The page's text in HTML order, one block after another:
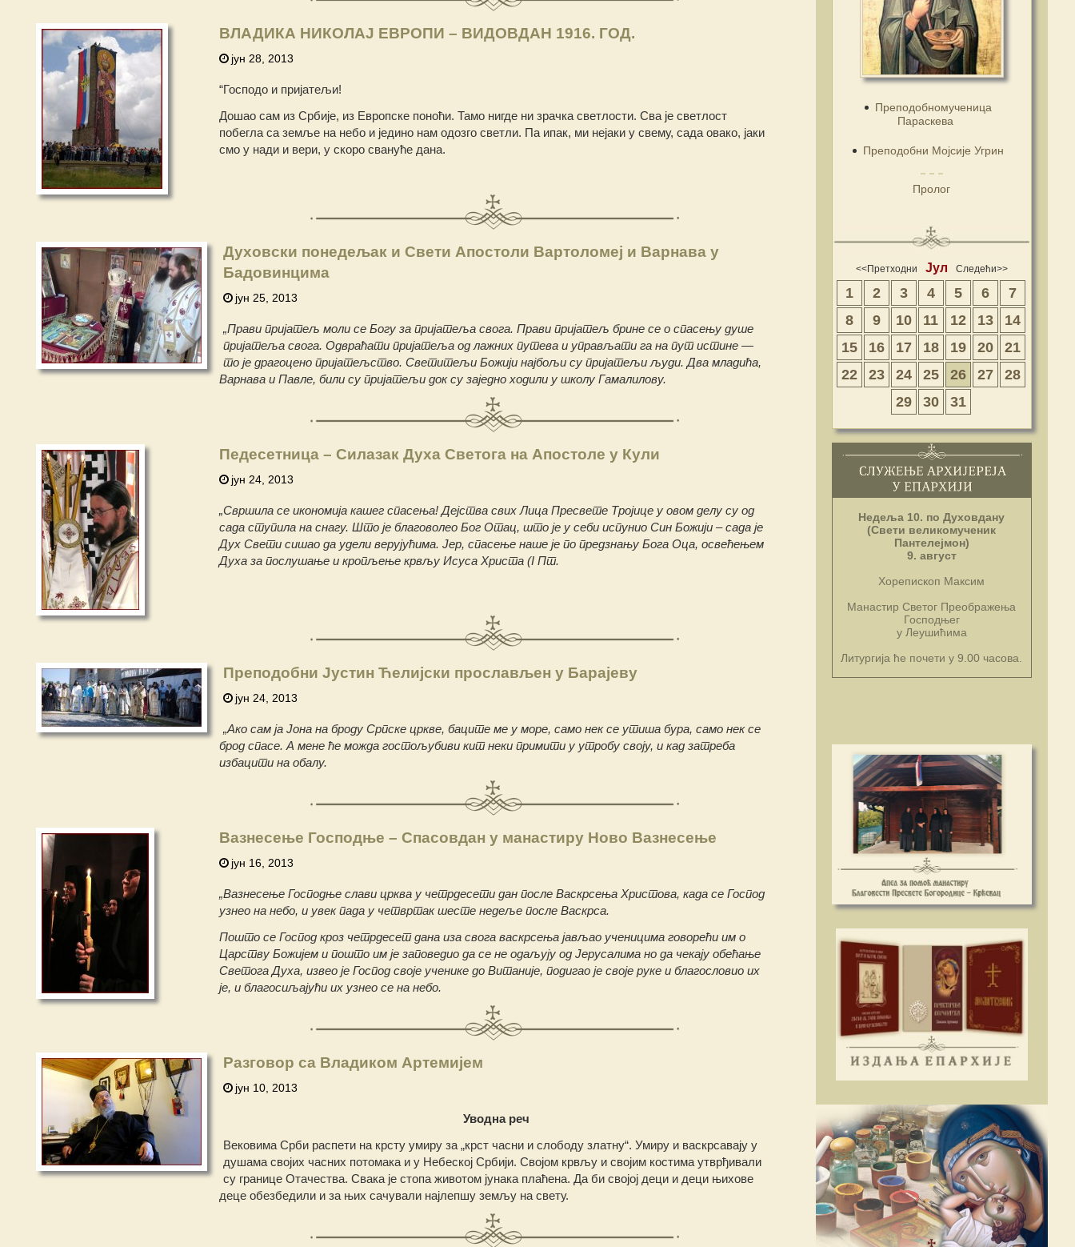
ВЛАДИКА НИКОЛАЈ ЕВРОПИ – ВИДОВДАН 1916. ГОД.
јун 28, 2013
“Господо и пријатељи!
Дошао сам из Србије, из Европске поноћи. Тамо нигде ни зрачка светлости. Сва је светлост
побегла са земље на небо и једино нам одозго светли. Па ипак, ми нејаки у свему, сада овако, јаки
смо у нади и вери, у скоро свануће дана.
Духовски понедељак и Свети Апостоли Вартоломеј и Варнава у
Бадовинцима
јун 25, 2013
„Прави пријатељ моли се Богу за пријатеља свога. Прави пријатељ брине сe o спасењу душе
пријатеља свога. Одвраћати пријатеља од лажних путева и управљати га на пут истине —
то је драгоцено пријатељство. Светитељи Божији најбољи су пријатељи људи. Два младића,
Варнава и Павле, били су пријатељи док су заједно ходили у школу Гамалилову.
Педесетница – Силазак Духа Светога на Апостоле у Кули
јун 24, 2013
„Свршила се икономија кашег спасења! Дејства свих Лица Пресвете Тројице у овом делу су од
сада ступила на снагу. Што је благоволео Бог Отац, што је у себи испунио Син Божији – сада је
Дух Свети сишао да удели верујућима. Јер, спасење наше је по предзнању Бога Оца, освећењем
Духа за послушање и кропљење крвљу Исуса Христа (I Пт.
Преподобни Јустин Ћелијски прослављен у Барајеву
јун 24, 2013
„Ако сам ја Јона на броду Српске цркве, баците ме у море, само нек се утиша бура, само нек се
брод спасе. А мене ће можда гостољубиви кит неки примити у утробу своју, и кад затреба
избацити на обалу.
Вазнесење Господње – Спасовдан у манастиру Ново Вазнесење
јун 16, 2013
„Вазнесење Господње слави црква у четрдесети дан после Васкрсења Христова, када се Господ
узнео на небо, и увек пада у четвртак шесте недеље после Васкрса.
Пошто се Господ кроз четрдесет дана иза свога васкрсења јављао ученицима говорећи им о
Царству Божијем и пошто им је заповедио да се не одаљују од Јерусалима но да чекају обећање
Светога Духа, извео је Господ своје ученике до Витаније, подигао је своје руке и благословио их
је, и благосиљајући их узнео се на небо.
Разговор са Владиком Артемијем
јун 10, 2013
Уводна реч
Вековима Срби распети на крсту умиру за „крст часни и слободу златну“. Умиру и васкрсавају у
душама својих часних потомака и у Небеској Србији. Својом крвљу и својим костима утврђивали
су границе Отачества. Свака је стопа животом јунака плаћена. Да би својој деци и деци њихове
деце обезбедили и за њих сачували најлепшу земљу на свету.
Преподобномученица
Параскева
Преподобни Мојсије Угрин
Пролог
<<Претходни Јул Следећи>>
1 2 3 4 5 6
7
8
9 10 11 12 13
14
15
16 17 18 19 20
21
22
23 24 25 26 27
28
29
30 31
Недеља 10. по Духовдану
(Свети великомученик
Пантелејмон)
9. август
Хорепископ Максим
Манастир Светог Преображења
Господњег
у Леушићима
Литургија ће почети у 9.00 часова.